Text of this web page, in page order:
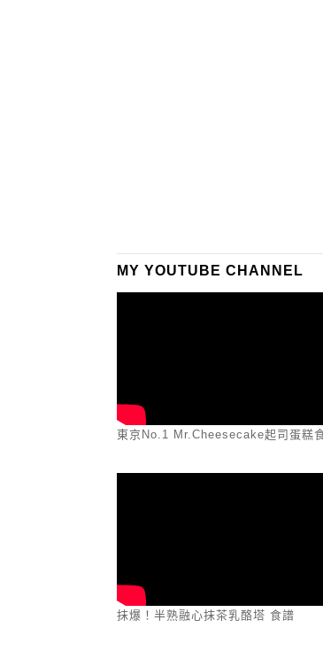
MY YOUTUBE CHANNEL
東京No.1 Mr.Cheesecake起司蛋糕
抹爆！半熟融心抹茶乳酪塔 食譜